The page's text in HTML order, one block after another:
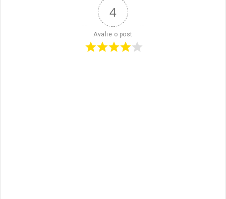
4
Avalie o post